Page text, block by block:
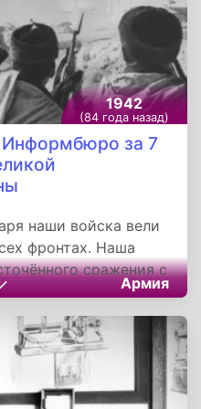
1942
(84 года назад)
за 7
наши войска вели
фронтах. Наша
сражения с
заняла
и захватила более
около 1.500
патронов и
офицеров
Армия